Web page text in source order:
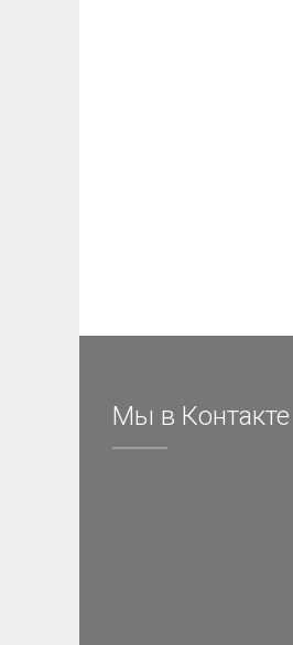
Мы в Контакте